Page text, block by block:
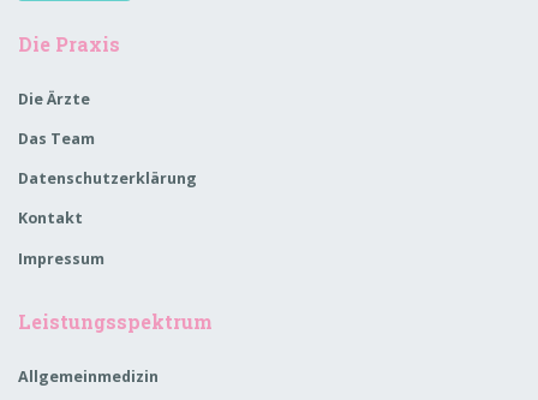
Die Praxis
Die Ärzte
Das Team
Datenschutzerklärung
Kontakt
Impressum
Leistungsspektrum
Allgemeinmedizin